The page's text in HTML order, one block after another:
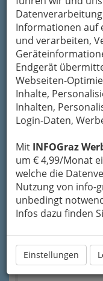
Informationen auf
und verarbeiten,
Endgerät
Webseiten-
Inhalte,
Inhalten,
Login-Daten,
Mit INFOGraz
um € 4,99/Monat
welche die
Nutzung von info-
unbedingt
Infos dazu finden
Einstellungen
Es sind manchmal
denen eine
Hier erteilte er für
von ihm selbst
Wein und
wie, wann und zu
verkaufen oder
Nach dem
es noch mehr
können Sie auch
rechts oben
Buschenschank
Städten.